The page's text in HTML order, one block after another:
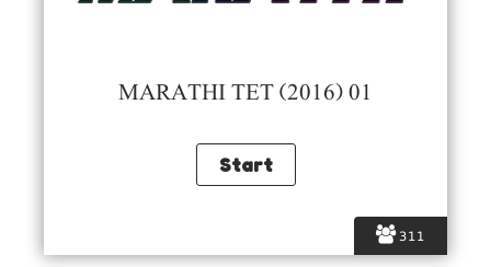
311
MARATHI TET (2016) 01